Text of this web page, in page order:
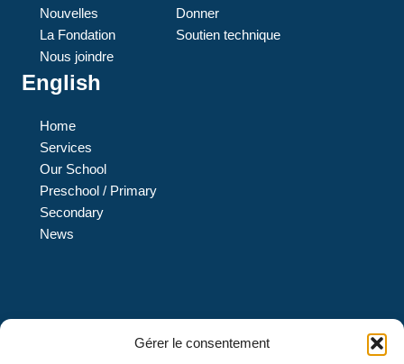
Gérer le consentement
Nouvelles
La Fondation
Nous joindre
Donner
Soutien technique
English
Home
Services
Our School
Preschool / Primary
Secondary
News
L’École L’Eau-Vive est une institution privée de confession
protestante évangélique et de langue française qui offre